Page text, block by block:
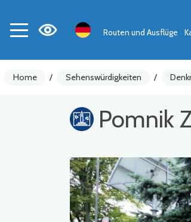
Routen und Ausflüge
Home / Sehenswürdigkeiten /
Pomnik